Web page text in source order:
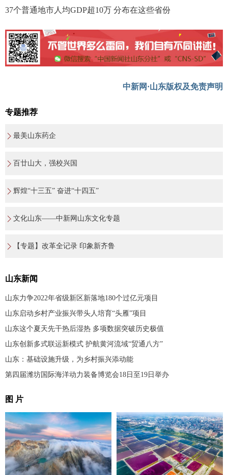
37个普通地市人均GDP超10万 分布在这些省份
中新网·山东版权及免责声明
专题推荐
最美山东药企
百廿山大，强校兴国
辉煌“十三五” 奋进“十四五”
文化山东——中新网山东文化专题
【专题】改革全记录 印象新齐鲁
山东新闻
山东力争2022年省级新区新落地180个过亿元项目
山东启动乡村产业振兴带头人培育“头雁”项目
山东这个夏天先干热后湿热 多项数据突破历史极值
山东创新多式联运新模式 护航黄河流域“贸通八方”
山东：基础设施升级，为乡村振兴添动能
第四届潍坊国际海洋动力装备博览会18日至19日举办
图 片